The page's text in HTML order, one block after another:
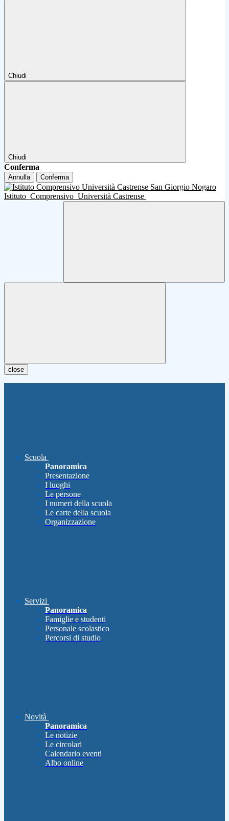
Chiudi
Chiudi
Conferma
Annulla Conferma
Istituto Comprensivo Università Castrense
close
Scuola
Panoramica
Presentazione
I luoghi
Le persone
I numeri della scuola
Le carte della scuola
Organizzazione
Servizi
Panoramica
Famiglie e studenti
Personale scolastico
Percorsi di studio
Novità
Panoramica
Le notizie
Le circolari
Calendario eventi
Albo online